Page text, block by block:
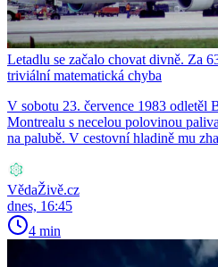
Letadlu se začalo chovat divně. Za
triviální matematická chyba
V sobotu 23. července 1983 odletěl
Montrealu s necelou polovinou
na palubě. V cestovní hladině mu
VědaŽivě.cz
dnes, 16:45
4 min